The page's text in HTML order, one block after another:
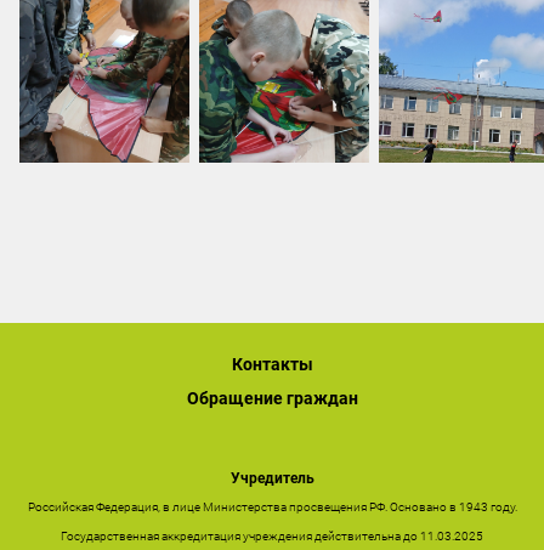
Контакты
Обращение граждан
Учредитель
Российская Федерация, в лице Министерства просвещения РФ. Основано в 1943 году.
Государственная аккредитация учреждения действительна до 11.03.2025